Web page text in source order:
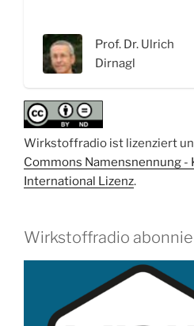
Prof.
Ulrich
Dirnagl“
Prof. Dr. Ulrich
Dirnagl
Wirkstoffradio ist lizenziert
Commons Namensnennung
International Lizenz.
Wirkstoffradio